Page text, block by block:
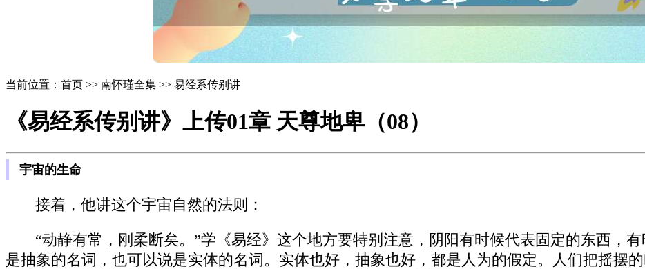
当前位置：首页 >> 南怀瑾全集 >> 易经系传别讲
《易经系传别讲》上传01章 天尊地卑（08）
宇宙的生命
接着，他讲这个宇宙自然的法则：
“动静有常，刚柔断矣。”学《易经》这个地方要特别注意，阴阳有时候代表固定的东西，
是抽象的名词，也可以说是实体的名词。实体也好，抽象也好，都是人为的假定。人们把摇摆